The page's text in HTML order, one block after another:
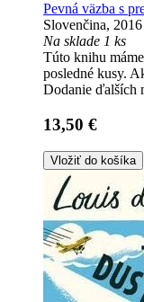
Pevná väzba s
Slovenčina, 2016
Na sklade 1 ks
Túto knihu
posledné kusy.
Dodanie ďalších
13,50 €
Vložiť do košíka